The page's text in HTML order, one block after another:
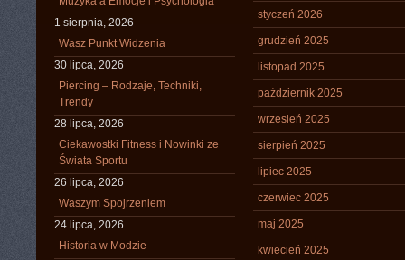
1 sierpnia, 2026
Wasz Punkt Widzenia
30 lipca, 2026
Piercing – Rodzaje, Techniki,
Trendy
28 lipca, 2026
Ciekawostki Fitness i Nowinki ze
Świata Sportu
26 lipca, 2026
Waszym Spojrzeniem
24 lipca, 2026
Historia w Modzie
styczeń 2026
grudzień 2025
listopad 2025
październik 2025
wrzesień 2025
sierpień 2025
lipiec 2025
czerwiec 2025
maj 2025
kwiecień 2025